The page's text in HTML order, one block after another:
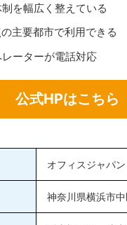
では、初期費用0円でバ
す。初回登録手数料や法
用が発生しない分かりや
ーチャルオフィスを利用
スに無料のオープンラウ
ルームも用意されている
商談したい場合にも対応
を幅広く整えている
主要都市で利用できる
ーターが電話対応
公式HPはこちら
オフィスジャパ
神奈川県横浜市